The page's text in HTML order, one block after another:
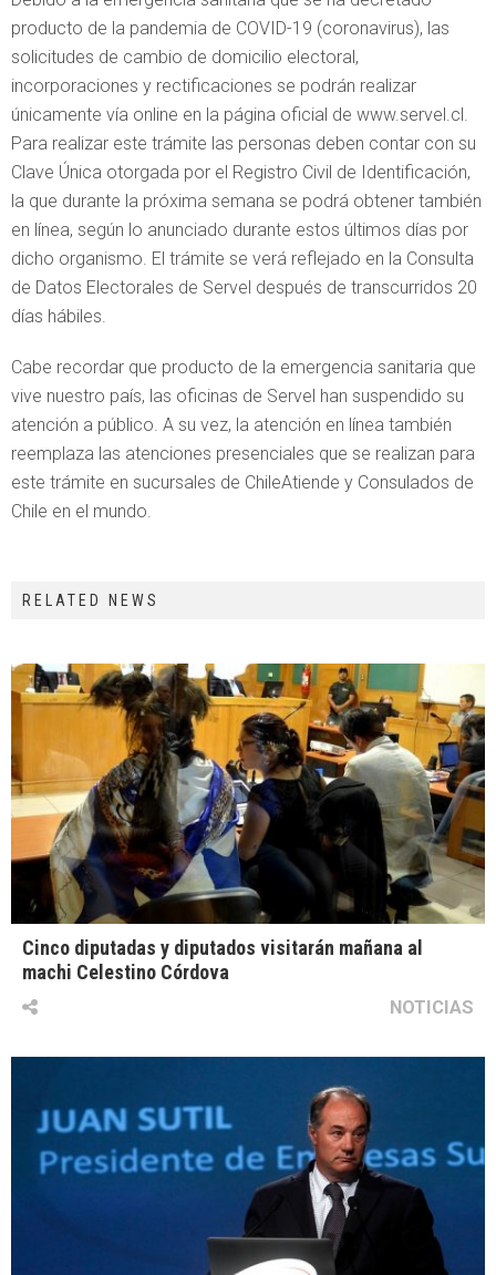
producto de la pandemia de COVID-19 (coronavirus), las
solicitudes de cambio de domicilio electoral,
incorporaciones y rectificaciones se podrán realizar
únicamente vía online en la página oficial de www.servel.cl.
Para realizar este trámite las personas deben contar con su
Clave Única otorgada por el Registro Civil de Identificación,
la que durante la próxima semana se podrá obtener también
en línea, según lo anunciado durante estos últimos días por
dicho organismo. El trámite se verá reflejado en la Consulta
de Datos Electorales de Servel después de transcurridos 20
días hábiles.
Cabe recordar que producto de la emergencia sanitaria que
vive nuestro país, las oficinas de Servel han suspendido su
atención a público. A su vez, la atención en línea también
reemplaza las atenciones presenciales que se realizan para
este trámite en sucursales de ChileAtiende y Consulados de
Chile en el mundo.
RELATED NEWS
Cinco diputadas y diputados visitarán mañana al
machi Celestino Córdova
NOTICIAS